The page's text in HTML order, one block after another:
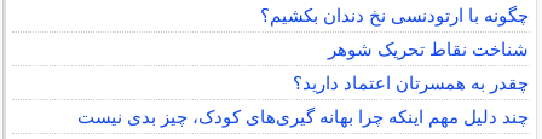
چگونه با ارتودنسی نخ دندان بکشیم؟
شناخت نقاط تحریک شوهر
چقدر به همسرتان اعتماد دارید؟
چند دلیل مهم اینکه چرا بهانه گیری‌های کودک، چیز بدی نیست